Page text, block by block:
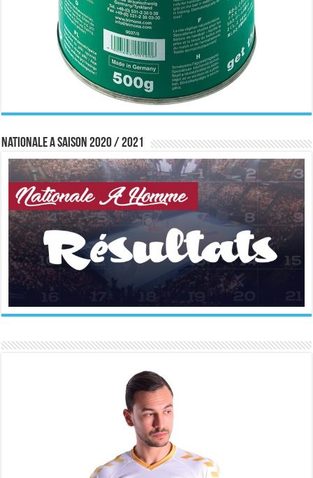
Nationale A saison 2020 / 2021